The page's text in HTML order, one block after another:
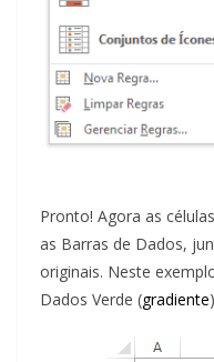
Pronto! Agora as
as Barras de Dados,
originais. Neste
Dados Verde (gradiente